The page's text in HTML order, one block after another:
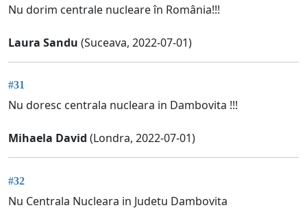
Nu dorim centrale nucleare în România!!!
Laura Sandu (Suceava, 2022-07-01)
#31
Nu doresc centrala nucleara in Dambovita !!!
Mihaela David (Londra, 2022-07-01)
#32
Nu Centrala Nucleara in Judetu Dambovita